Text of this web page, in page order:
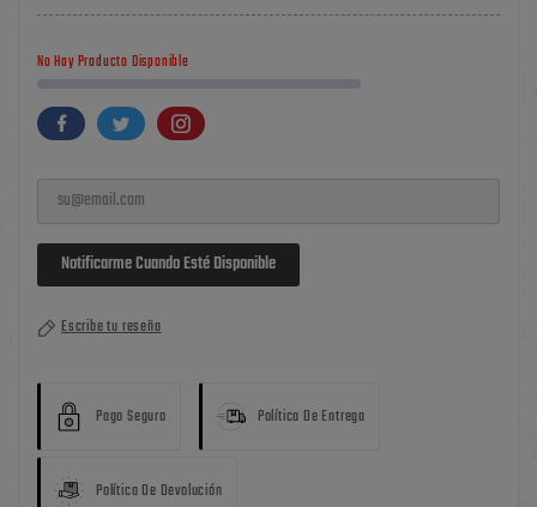
No Hay Producto Disponible
Notificarme Cuando Esté Disponible
Escribe tu reseña
Pago Seguro Política De Entrega
Política De Devolución